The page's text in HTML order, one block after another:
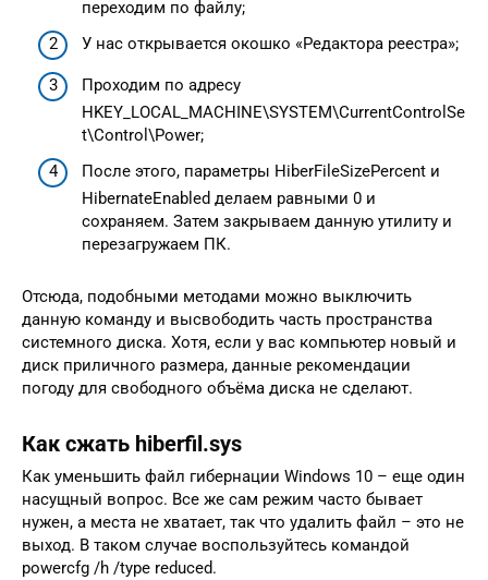
переходим по файлу;
У нас открывается окошко «Редактора реестра»;
Проходим по адресу
HKEY_LOCAL_MACHINE\SYSTEM\CurrentControlSe
t\Control\Power;
После этого, параметры HiberFileSizePercent и
HibernateEnabled делаем равными 0 и
сохраняем. Затем закрываем данную утилиту и
перезагружаем ПК.
Отсюда, подобными методами можно выключить
данную команду и высвободить часть пространства
системного диска. Хотя, если у вас компьютер новый и
диск приличного размера, данные рекомендации
погоду для свободного объёма диска не сделают.
Как сжать hiberfil.sys
Как уменьшить файл гибернации Windows 10 – еще один
насущный вопрос. Все же сам режим часто бывает
нужен, а места не хватает, так что удалить файл – это не
выход. В таком случае воспользуйтесь командой
powercfg /h /type reduced.